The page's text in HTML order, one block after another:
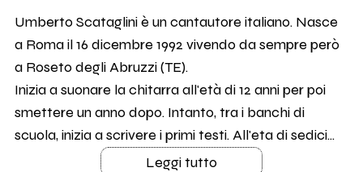
Umberto Scataglini è un cantautore italiano. Nasce
a Roma il 16 dicembre 1992 vivendo da sempre però
a Roseto degli Abruzzi (TE).
Inizia a suonare la chitarra all'età di 12 anni per poi
smettere un anno dopo. Intanto, tra i banchi di
scuola, inizia a scrivere i primi testi. All'eta di sedici...
Leggi tutto